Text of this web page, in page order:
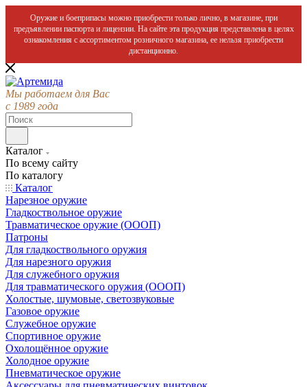
Оружие и боеприпасы можно приобрести только лично, в магазине, при
предъявлении паспорта и лицензии. На сайте эта продукция представлена в целях
ознакомления с ассортиментом розничного магазина, ее нельзя приобрести
дистанционно.
Мы работаем для Вас
с 1989 года
Каталог
По всему сайту
По каталогу
Каталог
Нарезное оружие
Гладкоствольное оружие
Травматическое оружие (ОООП)
Патроны
Для гладкоствольного оружия
Для нарезного оружия
Для служебного оружия
Для травматического оружия (ОООП)
Холостые, шумовые, светозвуковые
Газовое оружие
Служебное оружие
Спортивное оружие
Охолощённое оружие
Холодное оружие
Пневматическое оружие